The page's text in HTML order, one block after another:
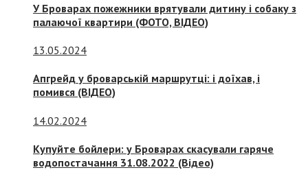
У Броварах пожежники врятували дитину і собаку з
палаючої квартири (ФОТО, ВІДЕО)
13.05.2024
Апгрейд у броварській маршрутці: і доїхав, і
помився (ВІДЕО)
14.02.2024
Купуйте бойлери: у Броварах скасували гаряче
водопостачання 31.08.2022 (Відео)